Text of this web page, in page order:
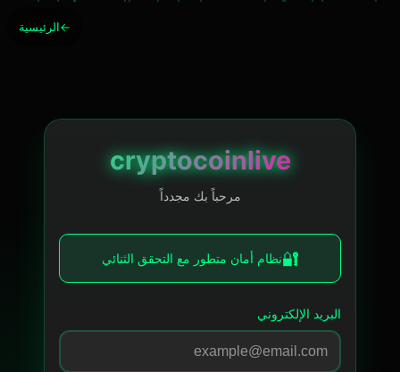
←الرئيسية
cryptocoinlive
مرحباً بك مجدداً
🔐نظام أمان متطور مع التحقق الثنائي
البريد الإلكتروني